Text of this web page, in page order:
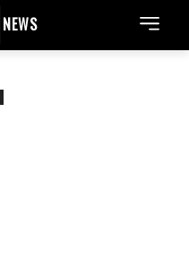
NEWS